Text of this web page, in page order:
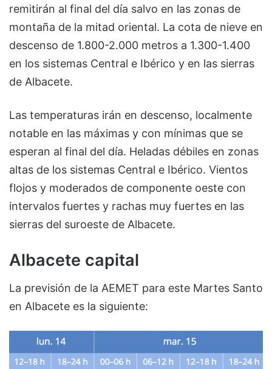
remitirán al final del día salvo en las zonas de
montaña de la mitad oriental. La cota de nieve en
descenso de 1.800-2.000 metros a 1.300-1.400
en los sistemas Central e Ibérico y en las sierras
de Albacete.
Las temperaturas irán en descenso, localmente
notable en las máximas y con mínimas que se
esperan al final del día. Heladas débiles en zonas
altas de los sistemas Central e Ibérico. Vientos
flojos y moderados de componente oeste con
intervalos fuertes y rachas muy fuertes en las
sierras del suroeste de Albacete.
Albacete capital
La previsión de la AEMET para este Martes Santo
en Albacete es la siguiente: